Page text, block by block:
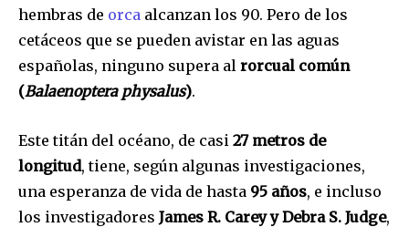
hembras de orca alcanzan los 90. Pero de los
cetáceos que se pueden avistar en las aguas
españolas, ninguno supera al rorcual común
(Balaenoptera physalus).
Este titán del océano, de casi 27 metros de
longitud, tiene, según algunas investigaciones,
una esperanza de vida de hasta 95 años, e incluso
los investigadores James R. Carey y Debra S. Judge,